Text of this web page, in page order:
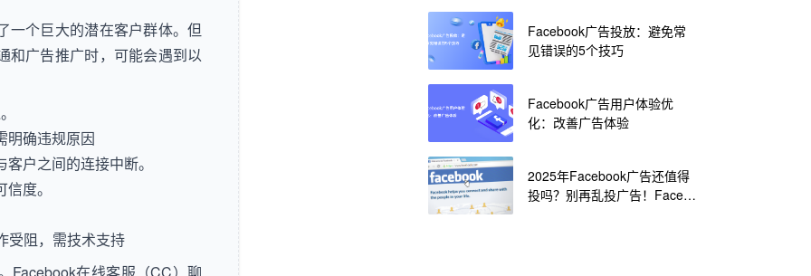
一个巨大的潜在客户群体。但
和广告推广时，可能会遇到以
明确违规原因
户之间的连接中断。
度。
受阻，需技术支持
Facebook广告投放：避免常
见错误的5个技巧
Facebook广告用户体验优
化：改善广告体验
2025年Facebook广告还值得
投吗？别再乱投广告！Faceb